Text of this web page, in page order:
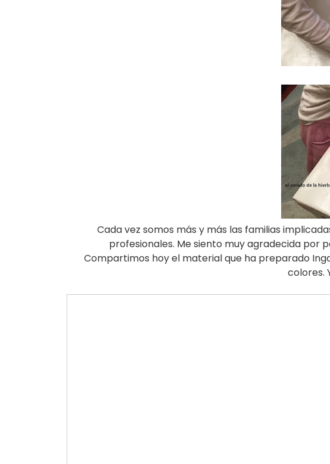
Cada vez somos más y más las familias
profesionales. Me siento muy agradecida por
Compartimos hoy el material que ha preparado
colores.